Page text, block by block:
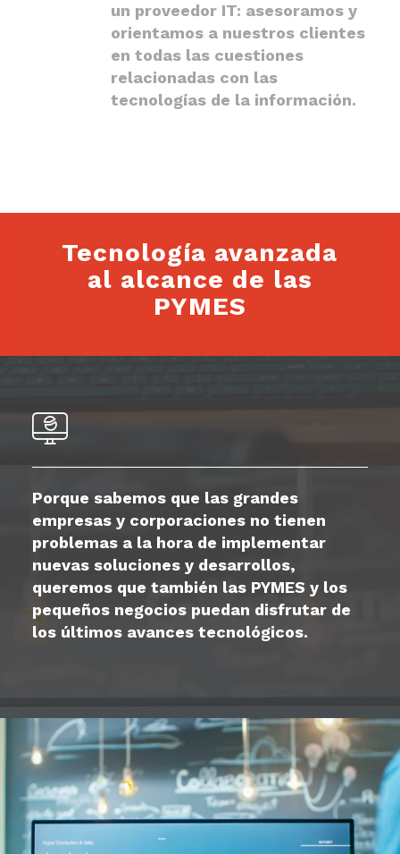
un proveedor IT: asesoramos y
orientamos a nuestros clientes
en todas las cuestiones
relacionadas con las
tecnologías de la información.
Tecnología avanzada
al alcance de las
PYMES
Porque sabemos que las grandes
empresas y corporaciones no tienen
problemas a la hora de implementar
nuevas soluciones y desarrollos,
queremos que también las PYMES y los
pequeños negocios puedan disfrutar de
los últimos avances tecnológicos.